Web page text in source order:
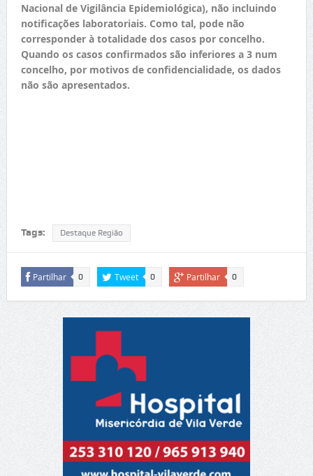
Nacional de Vigilância Epidemiológica), não incluindo
notificações laboratoriais. Como tal, pode não
corresponder à totalidade dos casos por concelho.
Quando os casos confirmados são inferiores a 3 num
concelho, por motivos de confidencialidade, os dados
não são apresentados.
Tags: Destaque Região
Partilhar 0 Tweet 0 Partilhar 0